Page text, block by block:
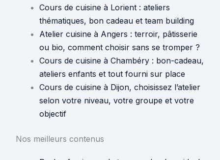
Cours de cuisine à Lorient : ateliers
thématiques, bon cadeau et team building
Atelier cuisine à Angers : terroir, pâtisserie
ou bio, comment choisir sans se tromper ?
Cours de cuisine à Chambéry : bon-cadeau,
ateliers enfants et tout fourni sur place
Cours de cuisine à Dijon, choisissez l’atelier
selon votre niveau, votre groupe et votre
objectif
Nos meilleurs contenus